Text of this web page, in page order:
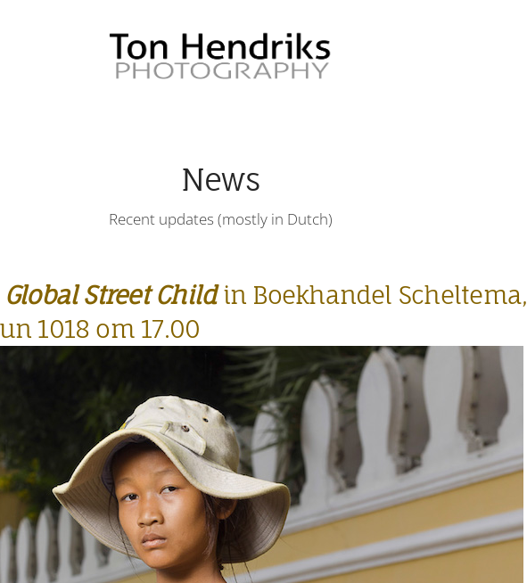
News
Recent updates (mostly in Dutch)
Global Street Childin Boekhandel Scheltema,
1018 om 17.00